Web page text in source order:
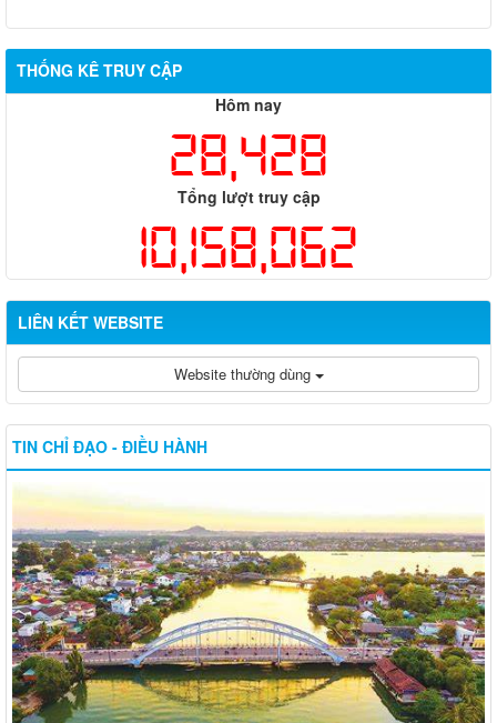
THỐNG KÊ TRUY CẬP
Hôm nay
28,428
Tổng lượt truy cập
10,158,062
LIÊN KẾT WEBSITE
Website thường dùng
TIN CHỈ ĐẠO - ĐIỀU HÀNH